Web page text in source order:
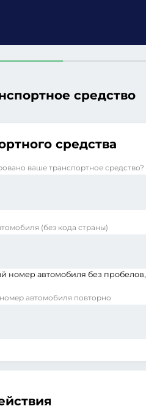
средство
средства
ваше транспортное средство?
(без кода страны)
номер автомобиля без
автомобиля повторно